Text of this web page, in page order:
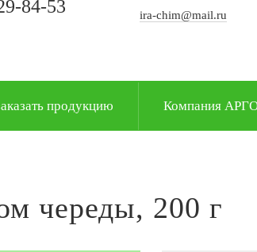
84-53
ira-chim@mail.ru
продукцию Компания
череды, 200 г